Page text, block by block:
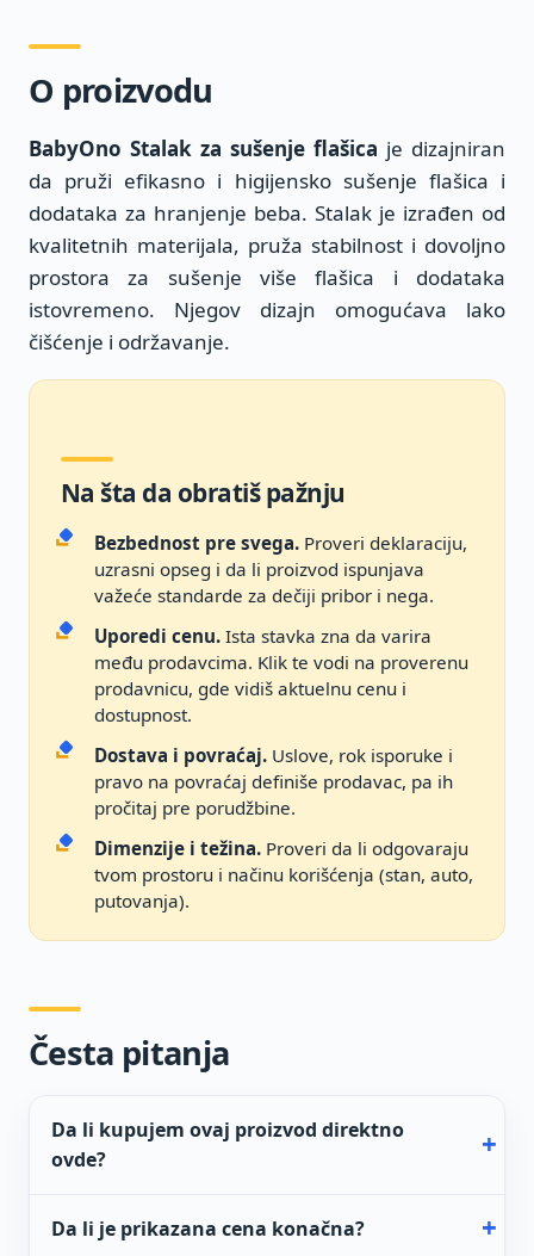
O proizvodu
BabyOno Stalak za sušenje flašica je dizajniran
da pruži efikasno i higijensko sušenje flašica i
dodataka za hranjenje beba. Stalak je izrađen od
kvalitetnih materijala, pruža stabilnost i dovoljno
prostora za sušenje više flašica i dodataka
istovremeno. Njegov dizajn omogućava lako
čišćenje i održavanje.
Na šta da obratiš pažnju
Bezbednost pre svega. Proveri deklaraciju,
uzrasni opseg i da li proizvod ispunjava
važeće standarde za dečiji pribor i nega.
Uporedi cenu. Ista stavka zna da varira
među prodavcima. Klik te vodi na proverenu
prodavnicu, gde vidiš aktuelnu cenu i
dostupnost.
Dostava i povraćaj. Uslove, rok isporuke i
pravo na povraćaj definiše prodavac, pa ih
pročitaj pre porudžbine.
Dimenzije i težina. Proveri da li odgovaraju
tvom prostoru i načinu korišćenja (stan, auto,
putovanja).
Česta pitanja
Da li kupujem ovaj proizvod direktno
ovde?
Da li je prikazana cena konačna?